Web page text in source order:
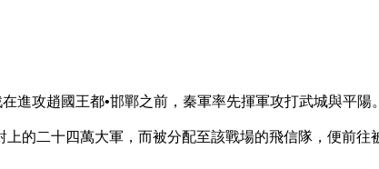
攻趙國王都•邯鄲之前，秦軍率先揮軍攻打武城與平陽
的二十四萬大軍，而被分配至該戰場的飛信隊，便前往